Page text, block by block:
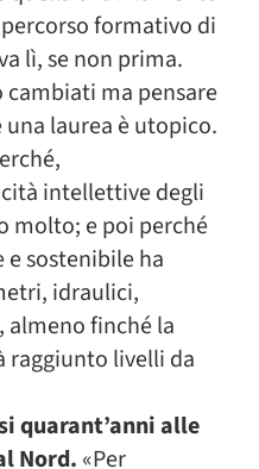
formativo di
lì, se non prima.
ma pensare
laurea è utopico.
intellettive degli
molto; e poi perché
sostenibile ha
idraulici,
almeno finché la
raggiunto livelli da
quarant’anni alle
Nord. «Per